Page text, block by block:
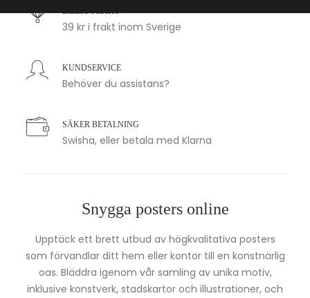
BILLIG FRAKT
39 kr i frakt inom Sverige
KUNDSERVICE
Behöver du assistans?
SÄKER BETALNING
Swisha, eller betala med Klarna
Snygga posters online
Upptäck ett brett utbud av högkvalitativa posters
som förvandlar ditt hem eller kontor till en konstnärlig
oas. Bläddra igenom vår samling av unika motiv,
inklusive konstverk, stadskartor och illustrationer, och